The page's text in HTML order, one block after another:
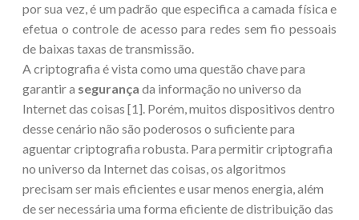
por sua vez, é um padrão que especifica a camada física e
efetua o controle de acesso para redes sem fio pessoais
de baixas taxas de transmissão.
A criptografia é vista como uma questão chave para
garantir a segurança da informação no universo da
Internet das coisas [1]. Porém, muitos dispositivos dentro
desse cenário não são poderosos o suficiente para
aguentar criptografia robusta. Para permitir criptografia
no universo da Internet das coisas, os algoritmos
precisam ser mais eficientes e usar menos energia, além
de ser necessária uma forma eficiente de distribuição das